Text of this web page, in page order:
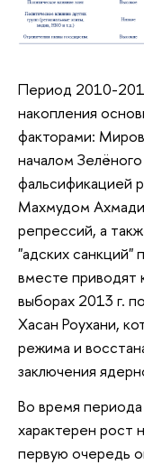
Период 2010-
накопления
факторами:
началом
фальсификацией
Махмудом
репрессий, а
"адских санкций"
вместе приводят
выборах 2013 г.
Хасан Роухани,
режима и
заключения
Во время
характерен рост
первую очередь